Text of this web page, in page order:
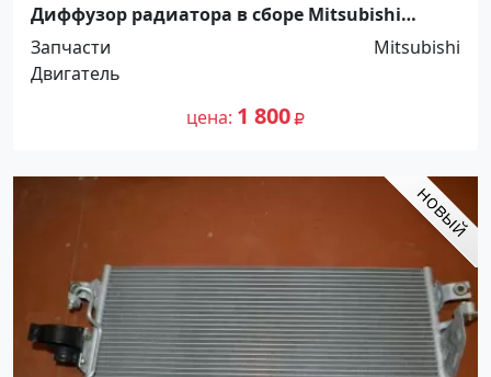
Диффузор радиатора в сборе Mitsubishi
Lancer 02-06 Краснодар
Запчасти
Mitsubishi
Двигатель
цена 1 800